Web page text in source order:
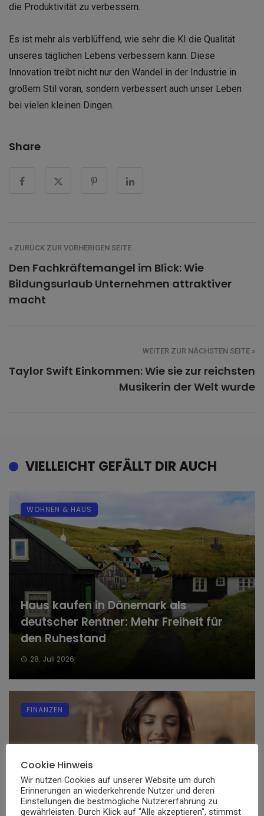
die Produktivität zu verbessern.
Es ist mehr als verblüffend, wie sehr die KI die Qualität
unseres täglichen Lebens verbessern kann. Diese
Innovation treibt nicht nur den Wandel in der Industrie in
großem Stil voran, sondern verbessert auch unser Leben
bei vielen kleinen Dingen.
Share
« ZURÜCK ZUR VORHERIGEN SEITE
Den Fachkräftemangel im Blick: Wie
Bildungsurlaub Unternehmen attraktiver
macht
WEITER ZUR NÄCHSTEN SEITE »
Taylor Swift Einkommen: Wie sie zur reichsten
Musikerin der Welt wurde
VIELLEICHT GEFÄLLT DIR AUCH
Haus kaufen in Dänemark als
deutscher Rentner: Mehr Freiheit für
den Ruhestand
28. Juli 2026
WOHNEN & HAUS
Digitale Sammlerstücke: Wie virtuelle
FINANZEN
Cookie Hinweis
Wir nutzen Cookies auf unserer Website um durch
Erinnerungen an wiederkehrende Nutzer und deren
Einstellungen die bestmögliche Nutzererfahrung zu
gewährleisten. Durch Klick auf "Alle akzeptieren", stimmst